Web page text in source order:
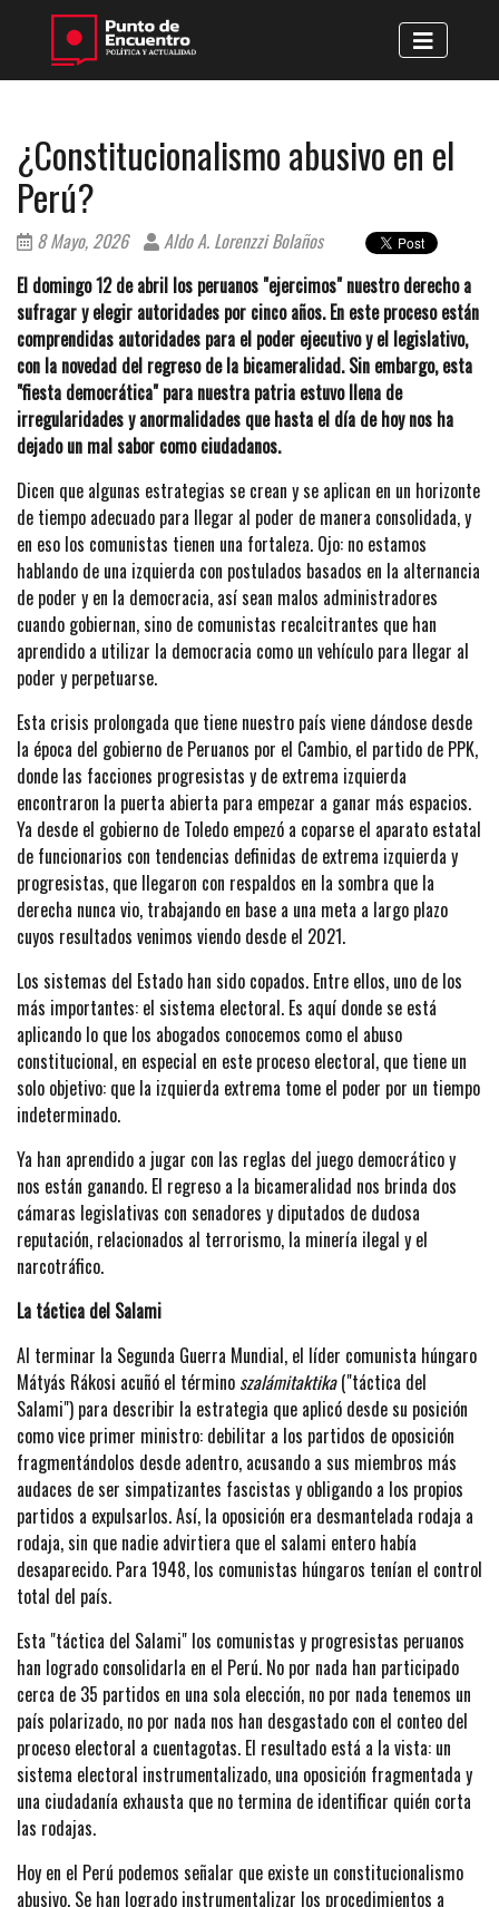
¿Constitucionalismo abusivo en el
Perú?
8 Mayo, 2026
Aldo A. Lorenzzi Bolaños
El domingo 12 de abril los peruanos "ejercimos" nuestro derecho a
sufragar y elegir autoridades por cinco años. En este proceso están
comprendidas autoridades para el poder ejecutivo y el legislativo,
con la novedad del regreso de la bicameralidad. Sin embargo, esta
"fiesta democrática" para nuestra patria estuvo llena de
irregularidades y anormalidades que hasta el día de hoy nos ha
dejado un mal sabor como ciudadanos.
Dicen que algunas estrategias se crean y se aplican en un horizonte
de tiempo adecuado para llegar al poder de manera consolidada, y
en eso los comunistas tienen una fortaleza. Ojo: no estamos
hablando de una izquierda con postulados basados en la alternancia
de poder y en la democracia, así sean malos administradores
cuando gobiernan, sino de comunistas recalcitrantes que han
aprendido a utilizar la democracia como un vehículo para llegar al
poder y perpetuarse.
Esta crisis prolongada que tiene nuestro país viene dándose desde
la época del gobierno de Peruanos por el Cambio, el partido de PPK,
donde las facciones progresistas y de extrema izquierda
encontraron la puerta abierta para empezar a ganar más espacios.
Ya desde el gobierno de Toledo empezó a coparse el aparato estatal
de funcionarios con tendencias definidas de extrema izquierda y
progresistas, que llegaron con respaldos en la sombra que la
derecha nunca vio, trabajando en base a una meta a largo plazo
cuyos resultados venimos viendo desde el 2021.
Los sistemas del Estado han sido copados. Entre ellos, uno de los
más importantes: el sistema electoral. Es aquí donde se está
aplicando lo que los abogados conocemos como el abuso
constitucional, en especial en este proceso electoral, que tiene un
solo objetivo: que la izquierda extrema tome el poder por un tiempo
indeterminado.
Ya han aprendido a jugar con las reglas del juego democrático y
nos están ganando. El regreso a la bicameralidad nos brinda dos
cámaras legislativas con senadores y diputados de dudosa
reputación, relacionados al terrorismo, la minería ilegal y el
narcotráfico.
La táctica del Salami
Al terminar la Segunda Guerra Mundial, el líder comunista húngaro
Mátyás Rákosi acuñó el término szalámitaktika("táctica del
Salami") para describir la estrategia que aplicó desde su posición
como vice primer ministro: debilitar a los partidos de oposición
fragmentándolos desde adentro, acusando a sus miembros más
audaces de ser simpatizantes fascistas y obligando a los propios
partidos a expulsarlos. Así, la oposición era desmantelada rodaja a
rodaja, sin que nadie advirtiera que el salami entero había
desaparecido. Para 1948, los comunistas húngaros tenían el control
total del país.
Esta "táctica del Salami" los comunistas y progresistas peruanos
han logrado consolidarla en el Perú. No por nada han participado
cerca de 35 partidos en una sola elección, no por nada tenemos un
país polarizado, no por nada nos han desgastado con el conteo del
proceso electoral a cuentagotas. El resultado está a la vista: un
sistema electoral instrumentalizado, una oposición fragmentada y
una ciudadanía exhausta que no termina de identificar quién corta
las rodajas.
Hoy en el Perú podemos señalar que existe un constitucionalismo
abusivo. Se han logrado instrumentalizar los procedimientos a